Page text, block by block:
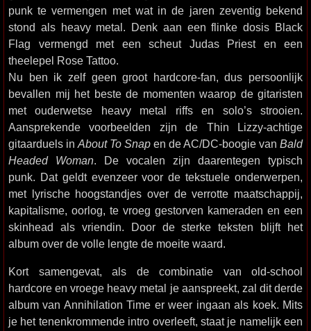
punk te vermengen met wat in de jaren zeventig bekend
stond als heavy metal. Denk aan een flinke dosis Black
Flag vermengd met een scheut Judas Priest en een
theelepel Rose Tattoo.
Nu ben ik zelf geen groot hardcore-fan, dus persoonlijk
bevallen mij het beste de momenten waarop de gitaristen
met ouderwetse heavy metal riffs en solo’s strooien.
Aansprekende voorbeelden zijn de Thin Lizzy-achtige
gitaarduels in About To Snap en de AC/DC-boogie van Bald
Headed Woman. De vocalen zijn daarentegen typisch
punk. Dat geldt evenzeer voor de tekstuele onderwerpen,
met lyrische hoogstandjes over de verrotte maatschappij,
kapitalisme, oorlog, te vroeg gestorven kameraden en een
skinhead als vriendin. Door de sterke teksten blijft het
album over de volle lengte de moeite waard.
Kort samengevat, als de combinatie van old-school
hardcore en vroege heavy metal je aanspreekt, zal dit derde
album van Annihilation Time er weer ingaan als koek. Mits
je het tenenkrommende intro overleeft, staat je namelijk een